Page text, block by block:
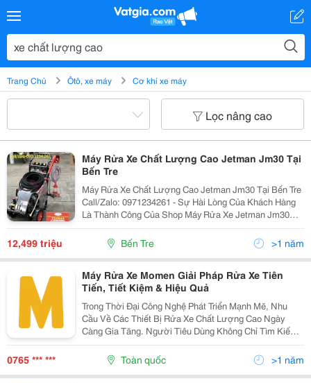
Trang Chủ Ôtô, xe máy Cơ khí xe máy
Lọc nâng cao
Máy Rửa Xe Chất Lượng Cao Jetman Jm30 Tại
Bến Tre
Máy Rửa Xe Chất Lượng Cao Jetman Jm30 Tại Bến Tre
Call/Zalo: 0971234261 - Sự Hài Lòng Của Khách Hàng
Là Thành Công Của Shop Máy Rửa Xe Jetman Jm30
Giúp Loại Bỏ Các Vết Bẩn Cứng Đầu Trên Các Bề Mặt
Khác Nhau Như Sân Vườn, Gara Ô Tô, Xe Máy, Nhà...
12,499 triệu Bến Tre >1 năm
Máy Rửa Xe Momen Giải Pháp Rửa Xe Tiên
Tiến, Tiết Kiệm & Hiệu Quả
Trong Thời Đại Công Nghệ Phát Triển Mạnh Mẽ, Nhu
Cầu Về Các Thiết Bị Rửa Xe Chất Lượng Cao Ngày
Càng Gia Tăng. Người Tiêu Dùng Không Chỉ Tìm Kiếm
Một Chiếc Máy Rửa Xe Thông Thường, Mà Còn Mong
Muốn Một Sản Phẩm Hiện Đại, Tiết Kiệm Nước, Tiết
Kiệm...
0765 *** *** Toàn quốc >1 năm